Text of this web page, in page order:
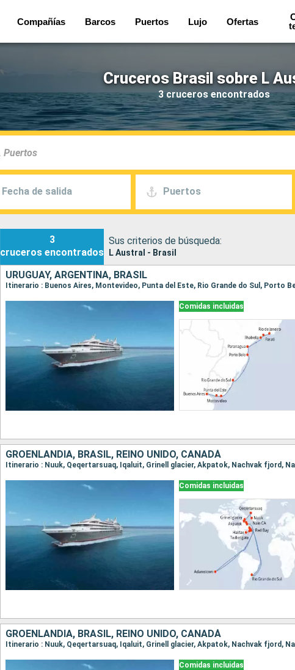
Compañías Barcos Puertos Lujo Ofertas
Cruceros Brasil sobre L
3 cruceros encontrados
Fecha de salida Puertos
3
cruceros encontrados
Sus criterios de búsqueda:
L Austral - Brasil
URUGUAY, ARGENTINA, BRASIL
Comidas incluidas
GROENLANDIA, BRASIL, REINO UNIDO, CANADÁ
Comidas incluidas
GROENLANDIA, BRASIL, REINO UNIDO, CANADÁ
Comidas incluidas